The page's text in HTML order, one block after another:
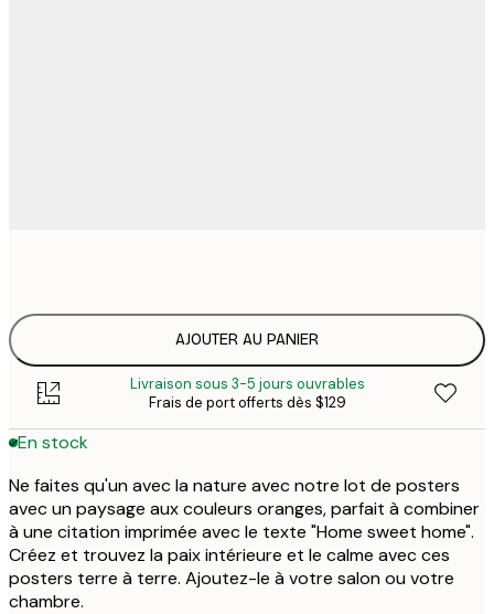
AJOUTER AU PANIER
Livraison sous 3-5 jours ouvrables
Frais de port offerts dès $129
En stock
Ne faites qu'un avec la nature avec notre lot de posters
avec un paysage aux couleurs oranges, parfait à combiner
à une citation imprimée avec le texte "Home sweet home".
Créez et trouvez la paix intérieure et le calme avec ces
posters terre à terre. Ajoutez-le à votre salon ou votre
chambre.